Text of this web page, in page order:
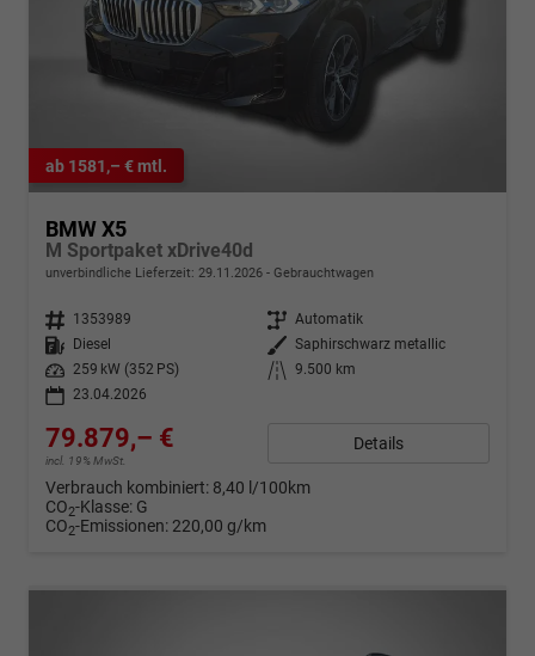
ab 1581,– € mtl.
BMW X5
M Sportpaket xDrive40d
unverbindliche Lieferzeit: 29.11.2026 Gebrauchtwagen
Fahrzeugnr. 1353989 Getriebe Automatik
Kraftstoff
Diesel Außenfarbe Saphirschwarz metallic
Leistung
259 kW (352 PS) Kilometerstand
9.500 km
23.04.2026
79.879,– €
incl. 19% MwSt.
Details
Verbrauch kombiniert: 8,40 l/100km
CO2-Klasse: G
CO2-Emissionen: 220,00 g/km